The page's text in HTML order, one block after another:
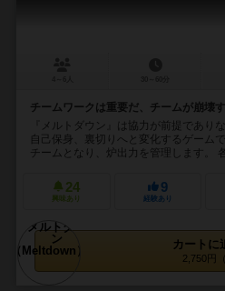
チームワークは重要だ、チームが崩壊
『メルトダウン』は協力が前提であり
自己保身、裏切りへと変化するゲーム
チームとなり、炉出力を管理します。
24
興味あり
9
経験あり
カートに
2,750円